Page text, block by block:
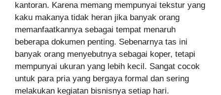
kantoran. Karena memang mempunyai tekstur yang
kaku makanya tidak heran jika banyak orang
memanfaatkannya sebagai tempat menaruh
beberapa dokumen penting. Sebenarnya tas ini
banyak orang menyebutnya sebagai koper, tetapi
mempunyai ukuran yang lebih kecil. Sangat cocok
untuk para pria yang bergaya formal dan sering
melakukan kegiatan bisnisnya setiap hari.